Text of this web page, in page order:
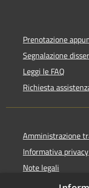
Prenotazione
Segnalazione
Leggi le FAQ
Richiesta
Amministrazione
Informativa privacy
Note legali
Dichiarazione di